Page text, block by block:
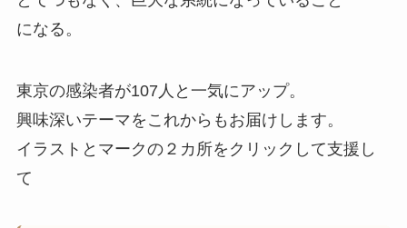
になる。
東京の感染者が107人と一気にアップ。
興味深いテーマをこれからもお届けします。
イラストとマークの２カ所をクリックして支援し
て